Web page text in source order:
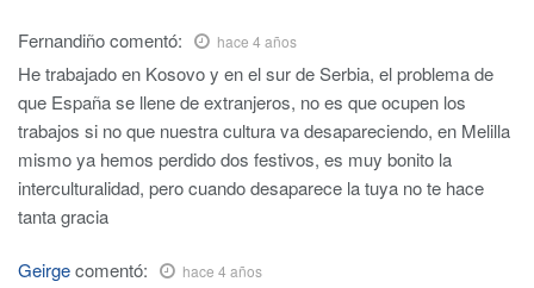
Fernandiñocomentó: hace 4 años
He trabajado en Kosovo y en el sur de Serbia, el problema de
que España se llene de extranjeros, no es que ocupen los
trabajos si no que nuestra cultura va desapareciendo, en Melilla
mismo ya hemos perdido dos festivos, es muy bonito la
interculturalidad, pero cuando desaparece la tuya no te hace
tanta gracia
Geirgecomentó: hace 4 años